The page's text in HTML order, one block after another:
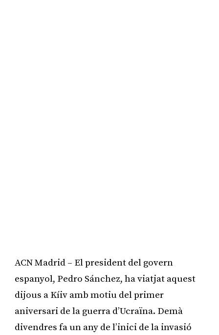
ACN Madrid – El president del govern
espanyol, Pedro Sánchez, ha viatjat aquest
dijous a Kíiv amb motiu del primer
aniversari de la guerra d’Ucraïna. Demà
divendres fa un any de l’inici de la invasió